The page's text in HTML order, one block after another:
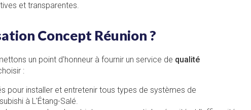
et transparentes.
Concept Réunion ?
un point d'honneur à fournir un service de qualité
:
pour installer et entretenir tous types de systèmes de
à L'Étang-Salé.